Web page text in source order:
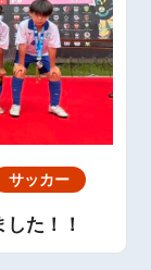
サッカー
た！！